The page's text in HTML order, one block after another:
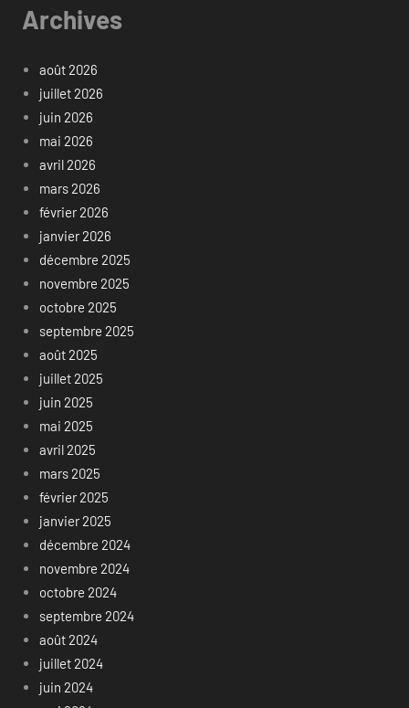
Archives
août 2026
juillet 2026
juin 2026
mai 2026
avril 2026
mars 2026
février 2026
janvier 2026
décembre 2025
novembre 2025
octobre 2025
septembre 2025
août 2025
juillet 2025
juin 2025
mai 2025
avril 2025
mars 2025
février 2025
janvier 2025
décembre 2024
novembre 2024
octobre 2024
septembre 2024
août 2024
juillet 2024
juin 2024